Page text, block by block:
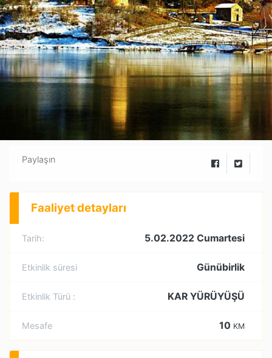
Paylaşın
Faaliyet detayları
Tarih: 5.02.2022 Cumartesi
Etkinlik süresi Günübirlik
Etkinlik Türü : KAR YÜRÜYÜŞÜ
Mesafe 10 KM